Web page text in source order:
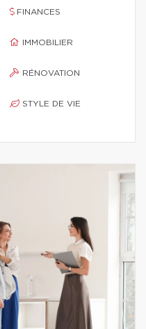
FINANCES
IMMOBILIER
RÉNOVATION
STYLE DE VIE